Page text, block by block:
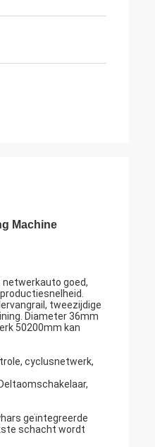
Machine
goed,
tweezijdige
Diameter 36mm
50200mm kan
cyclusnetwerk,
geïntegreerde
schacht wordt